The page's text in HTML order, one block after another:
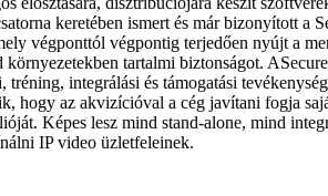
keretében ismert és már bizonyított a
végponttól végpontig terjedően nyújt a
tartalmi biztonságot.
tréning, integrálási és támogatási
hogy az akvizícióval a cég javítani fogja
Képes lesz mind stand-alone, mind
IP video üzletfeleinek.